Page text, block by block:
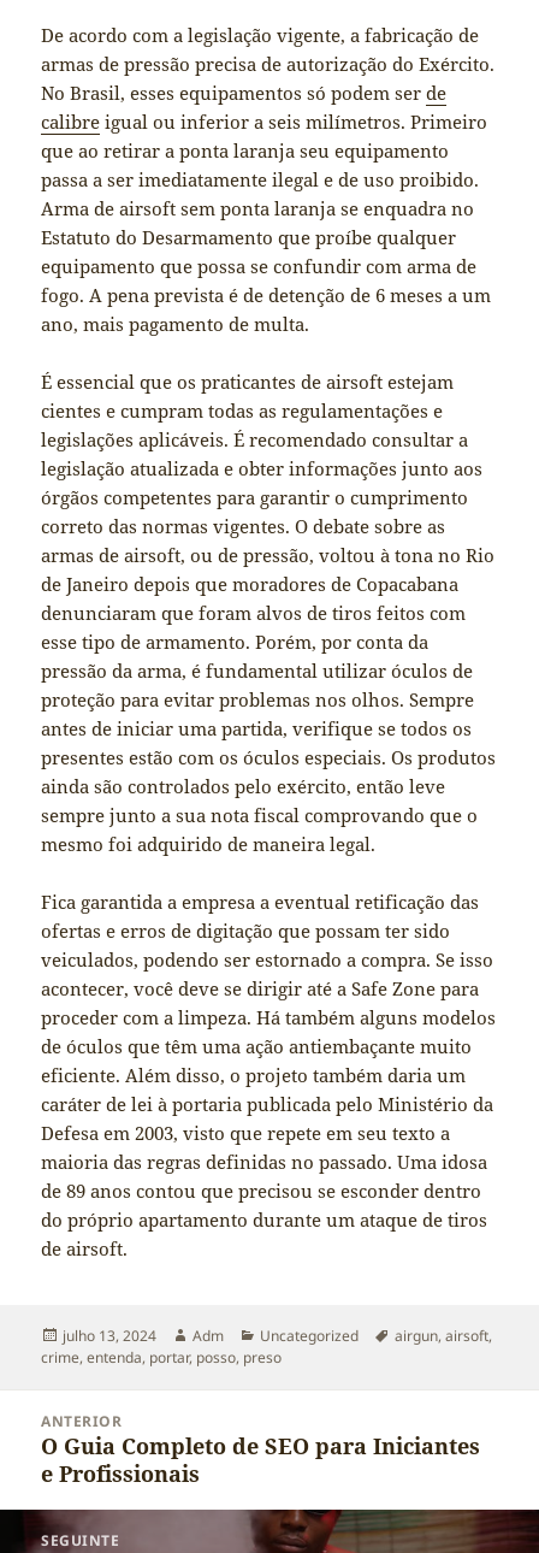
De acordo com a legislação vigente, a fabricação de
armas de pressão precisa de autorização do Exército.
No Brasil, esses equipamentos só podem serde
calibre igual ou inferior a seis milímetros. Primeiro
que ao retirar a ponta laranja seu equipamento
passa a ser imediatamente ilegal e de uso proibido.
Arma de airsoft sem ponta laranja se enquadra no
Estatuto do Desarmamento que proíbe qualquer
equipamento que possa se confundir com arma de
fogo. A pena prevista é de detenção de 6 meses a um
ano, mais pagamento de multa.
É essencial que os praticantes de airsoft estejam
cientes e cumpram todas as regulamentações e
legislações aplicáveis. É recomendado consultar a
legislação atualizada e obter informações junto aos
órgãos competentes para garantir o cumprimento
correto das normas vigentes. O debate sobre as
armas de airsoft, ou de pressão, voltou à tona no Rio
de Janeiro depois que moradores de Copacabana
denunciaram que foram alvos de tiros feitos com
esse tipo de armamento. Porém, por conta da
pressão da arma, é fundamental utilizar óculos de
proteção para evitar problemas nos olhos. Sempre
antes de iniciar uma partida, verifique se todos os
presentes estão com os óculos especiais. Os produtos
ainda são controlados pelo exército, então leve
sempre junto a sua nota fiscal comprovando que o
mesmo foi adquirido de maneira legal.
Fica garantida a empresa a eventual retificação das
ofertas e erros de digitação que possam ter sido
veiculados, podendo ser estornado a compra. Se isso
acontecer, você deve se dirigir até a Safe Zone para
proceder com a limpeza. Há também alguns modelos
de óculos que têm uma ação antiembaçante muito
eficiente. Além disso, o projeto também daria um
caráter de lei à portaria publicada pelo Ministério da
Defesa em 2003, visto que repete em seu texto a
maioria das regras definidas no passado. Uma idosa
de 89 anos contou que precisou se esconder dentro
do próprio apartamento durante um ataque de tiros
de airsoft.
Publicado
em
julho 13, 2024 Autor
Adm Categorias
Uncategorized Tags
airgun,airsoft,
crime,entenda, portar, posso, preso
ANTERIOR
Post
anterior:
O Guia Completo de SEO para Iniciantes
e Profissionais
SEGUINTE